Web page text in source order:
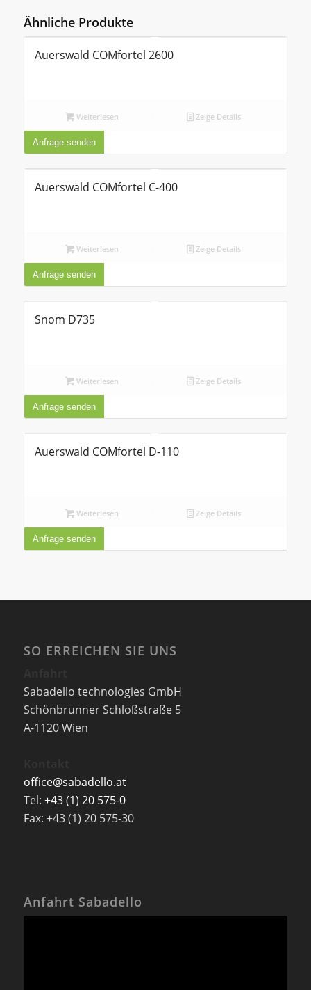
Ähnliche Produkte
Auerswald COMfortel 2600
Weiterlesen Zeige Details
Anfrage senden
Auerswald COMfortel C-400
Weiterlesen Zeige Details
Anfrage senden
Snom D735
Weiterlesen Zeige Details
Anfrage senden
Auerswald COMfortel D-110
Weiterlesen Zeige Details
Anfrage senden
SO ERREICHEN SIE UNS
Sabadello technologies GmbH
Schönbrunner Schloßstraße 5
A-1120 Wien
office@sabadello.at
Tel: +43 (1) 20 575-0
Fax: +43 (1) 20 575-30
Anfahrt Sabadello